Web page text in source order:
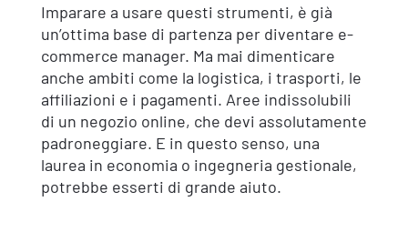
Imparare a usare questi strumenti, è già
un’ottima base di partenza per diventare e-
commerce manager. Ma mai dimenticare
anche ambiti come la logistica, i trasporti, le
affiliazioni e i pagamenti. Aree indissolubili
di un negozio online, che devi assolutamente
padroneggiare. E in questo senso, una
laurea in economia o ingegneria gestionale,
potrebbe esserti di grande aiuto.